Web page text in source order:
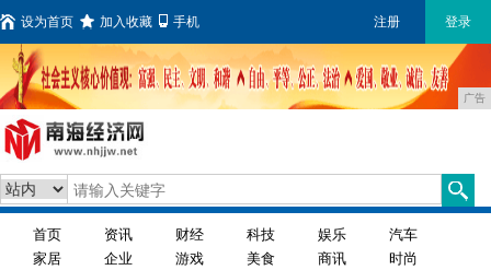
设为首页 加入收藏 手机 注册 登录
广告
首页 资讯 财经 科技 娱乐
汽车
家居
企业 游戏 美食 商讯
时尚